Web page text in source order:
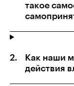
такое
Как наши
действия